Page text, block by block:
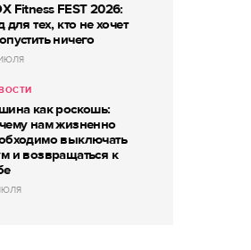
Fitness FEST 2026:
для тех, кто не хочет
ничего
как роскошь:
нам жизненно
выключать
и возвращаться к